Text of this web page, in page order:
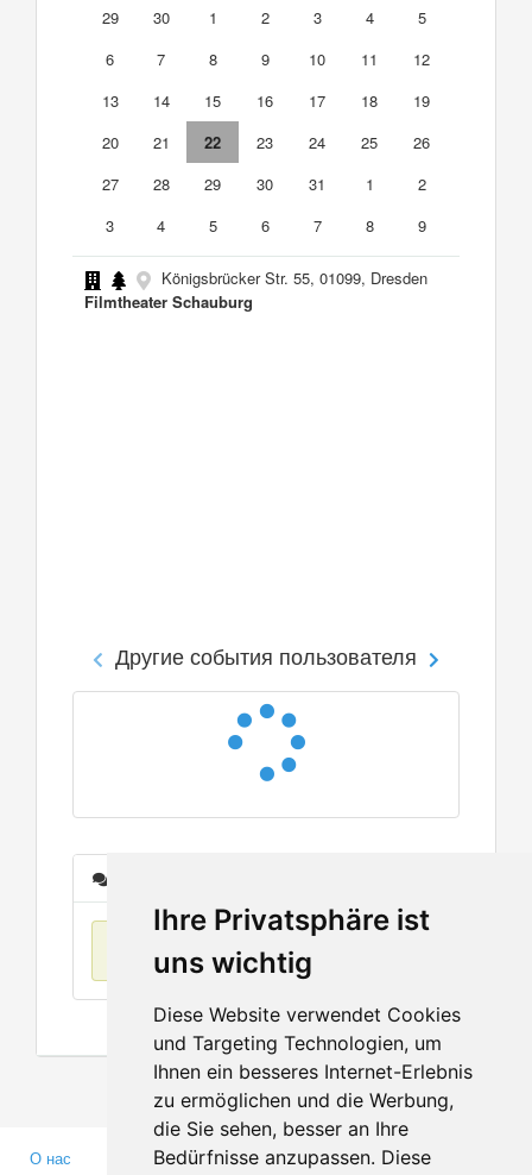
Ihre Privatsphäre ist
uns wichtig
Diese Website verwendet Cookies
und Targeting Technologien, um
Ihnen ein besseres Internet-Erlebnis
zu ermöglichen und die Werbung,
die Sie sehen, besser an Ihre
Bedürfnisse anzupassen. Diese
29
30 1 2 3 4
5
6
7 8 9 10 11
12
13
14 15 16 17 18
19
20
21 22 23 24 25
26
27
28 29 30 31 1
2
3
4 5 6 7 8 9
Königsbrücker Str. 55, 01099, Dresden
Filmtheater Schauburg
Другие события пользователя
О нас Партнерам